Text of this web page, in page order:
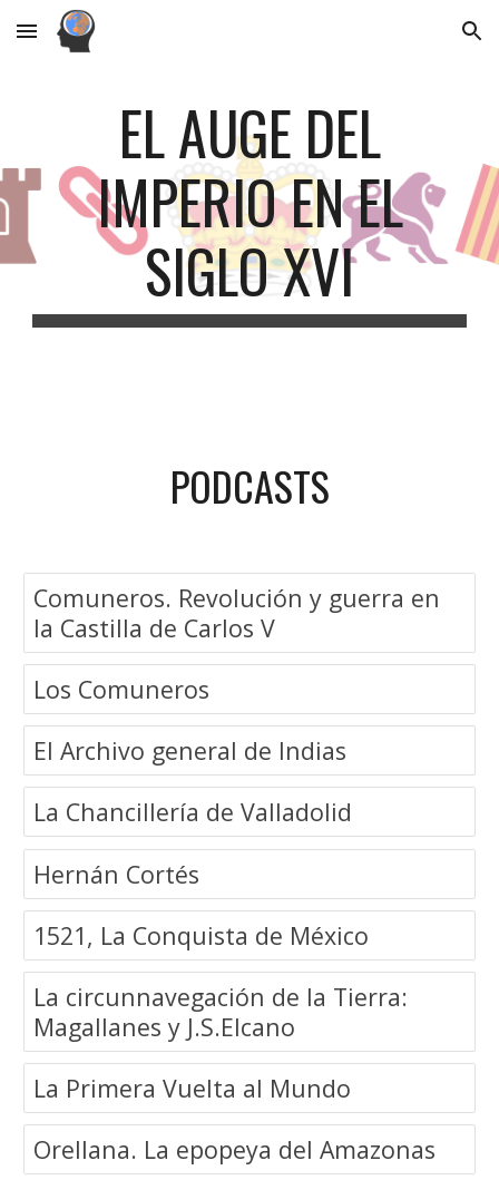
Skip to main content Skip to navigation
EL AUGE DEL
IMPERIO EN EL
SIGLO XVI
PODCASTS
Comuneros. Revolución y guerra en
la Castilla de Carlos V
Los Comuneros
El Archivo general de Indias
La Chancillería de Valladolid
Hernán Cortés
1521, La Conquista de México
La circunnavegación de la Tierra:
Magallanes y J.S.Elcano
La Primera Vuelta al Mundo
Orellana. La epopeya del Amazonas